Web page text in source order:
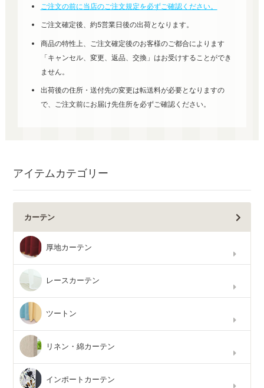
ご注文の前に当店のご注文規定を必ずご確認ください。
ご注文確定後、約5営業日後の出荷となります。
商品の特性上、ご注文確定後のお客様のご都合によります
「キャンセル、変更、返品、交換」はお受けすることができ
ません。
出荷後の住所・送付先の変更は転送料が必要となりますの
で、ご注文前にお届け先住所を必ずご確認ください。
アイテムカテゴリー
カーテン
厚地カーテン
レースカーテン
ツートン
リネン・綿カーテン
インポートカーテン